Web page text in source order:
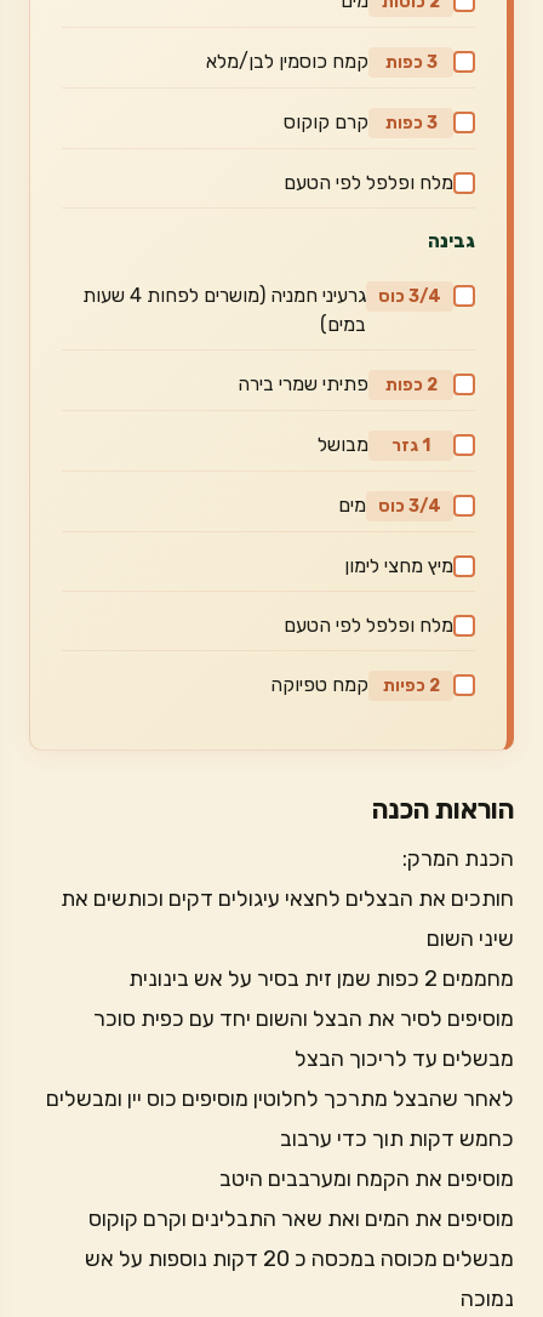
3 כפות קמח כוסמין לבן/מלא
3 כפות קרם קוקוס
מלח ופלפל לפי הטעם
גבינה
3/4 כוס
גרעיני חמניה (מושרים לפחות 4 שעות
במים)
2 כפות פתיתי שמרי בירה
1 גזר מבושל
3/4 כוס מים
מיץ מחצי לימון
מלח ופלפל לפי הטעם
2 כפיות קמח טפיוקה
הוראות הכנה
הכנת המרק:
חותכים את הבצלים לחצאי עיגולים דקים וכותשים את
שיני השום
מחממים 2 כפות שמן זית בסיר על אש בינונית
מוסיפים לסיר את הבצל והשום יחד עם כפית סוכר
מבשלים עד לריכוך הבצל
לאחר שהבצל מתרכך לחלוטין מוסיפים כוס יין ומבשלים
כחמש דקות תוך כדי ערבוב
מוסיפים את הקמח ומערבבים היטב
מוסיפים את המים ואת שאר התבלינים וקרם קוקוס
מבשלים מכוסה במכסה כ 20 דקות נוספות על אש
נמוכה